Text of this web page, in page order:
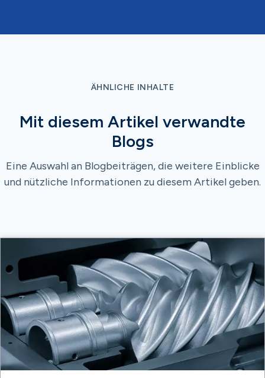
ÄHNLICHE INHALTE
Mit diesem Artikel verwandte
Blogs
Eine Auswahl an Blogbeiträgen, die weitere Einblicke
und nützliche Informationen zu diesem Artikel geben.